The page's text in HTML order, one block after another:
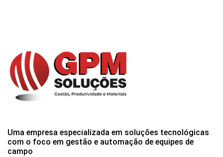
Uma empresa especializada em soluções tecnológicas
com o foco em gestão e automação de equipes de
campo